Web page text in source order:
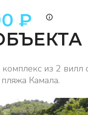
₽
из 2 вилл
Камала.